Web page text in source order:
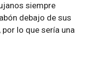
siempre
debajo de sus
lo que sería una